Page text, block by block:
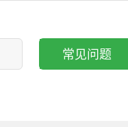
常见问题